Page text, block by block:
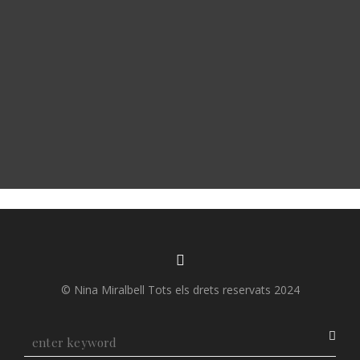
© Nina Miralbell Tots els drets reservats 2024